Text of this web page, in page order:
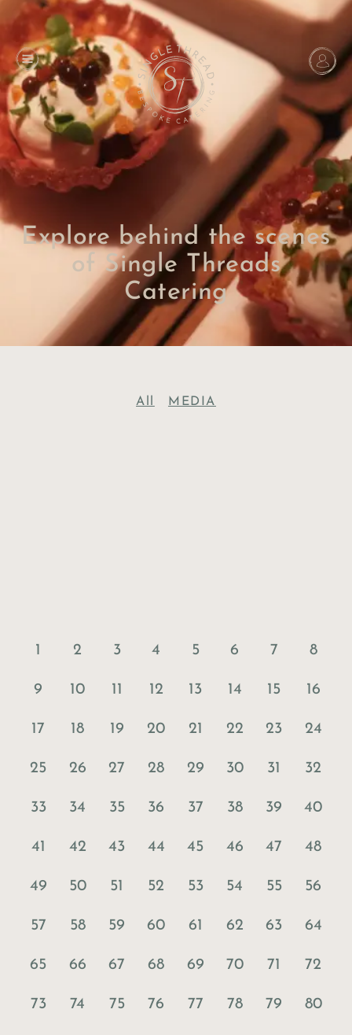
Explore behind the scenes
of Single Threads
Catering
All MEDIA
1 2 3 4 5 6 7 8
9 10 11 12 13 14 15 16
17 18 19 20 21 22 23 24
25 26 27 28 29 30 31 32
33 34 35 36 37 38 39 40
41 42 43 44 45 46 47 48
49 50 51 52 53 54 55 56
57 58 59 60 61 62 63 64
65 66 67 68 69 70 71 72
73 74 75 76 77 78 79 80